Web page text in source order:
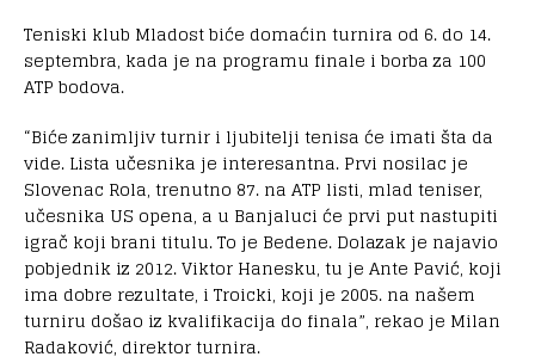
Teniski klub Mladost biće domaćin turnira od 6. do 14.
septembra, kada je na programu finale i borba za 100
ATP bodova.
“Biće zanimljiv turnir i ljubitelji tenisa će imati šta da
vide. Lista učesnika je interesantna. Prvi nosilac je
Slovenac Rola, trenutno 87. na ATP listi, mlad teniser,
učesnika US opena, a u Banjaluci će prvi put nastupiti
igrač koji brani titulu. To je Bedene. Dolazak je najavio
pobjednik iz 2012. Viktor Hanesku, tu je Ante Pavić, koji
ima dobre rezultate, i Troicki, koji je 2005. na našem
turniru došao iz kvalifikacija do finala”, rekao je Milan
Radaković, direktor turnira.